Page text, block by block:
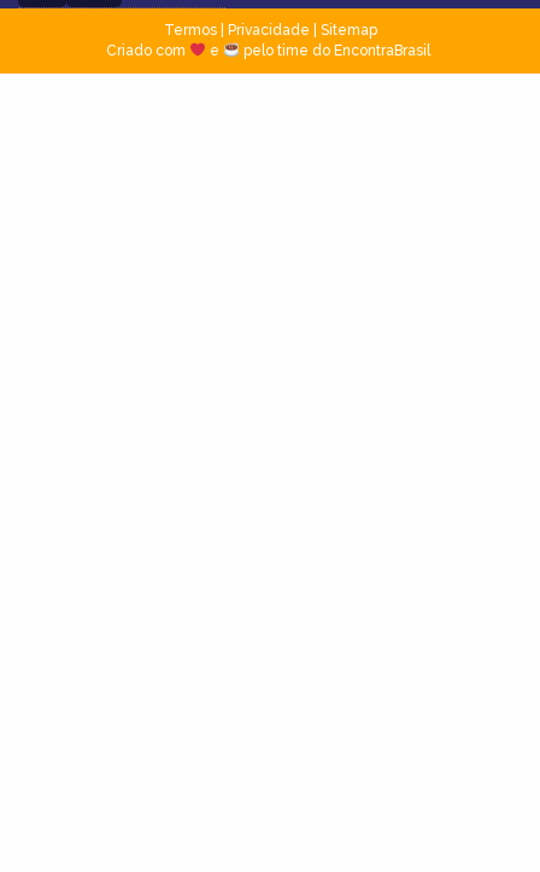
Termos| Privacidade
Sitemap
Criado com
e pelo time do EncontraBrasil